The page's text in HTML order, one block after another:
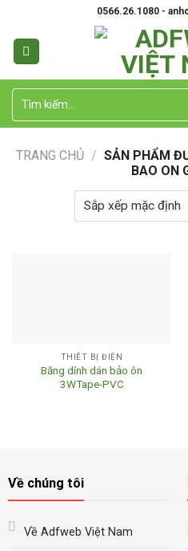
content
0566.26.1080 -
Tìm
TRANG CHỦ / SẢN PHẨM
BAO ON
THIẾT BỊ ĐIỆN
Băng dính dán bảo ôn
3WTape-PVC
Về chúng tôi
Về Adfweb Việt Nam